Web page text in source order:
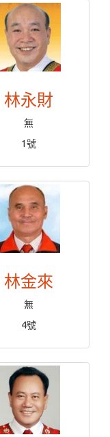
林永財
無
1號
林金來
無
4號